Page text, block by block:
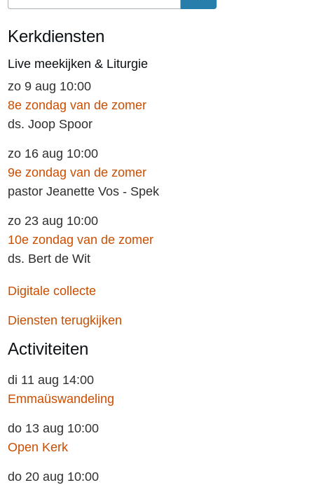
Kerkdiensten
Live meekijken & Liturgie
zo 9 aug 10:00
8e zondag van de zomer
ds. Joop Spoor
zo 16 aug 10:00
9e zondag van de zomer
pastor Jeanette Vos - Spek
zo 23 aug 10:00
10e zondag van de zomer
ds. Bert de Wit
Digitale collecte
Diensten terugkijken
Activiteiten
di 11 aug 14:00
Emmaüswandeling
do 13 aug 10:00
Open Kerk
do 20 aug 10:00